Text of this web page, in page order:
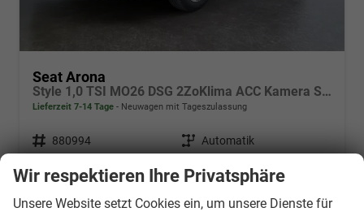
Seat Arona
Style 1,0 TSI MO26 DSG 2ZoKlima ACC Kamera Sitzheizung Einparkhilfe Apple Car Play 5J Garantie
Lieferzeit 7-14 Tage Neuwagen mit Tageszulassung
Fahrzeugnr. 880994 Getriebe Automatik
Leistung 85 kW (116 PS) Kilometerstand 10 km
16.03.2026
Wir respektieren Ihre Privatsphäre
Unsere Website setzt Cookies ein, um unsere Dienste für